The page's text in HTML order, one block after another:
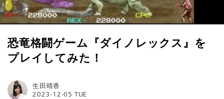
恐竜格闘ゲーム『ダイノレックス』を
プレイしてみた！
2023-12-05 TUE
生田晴香